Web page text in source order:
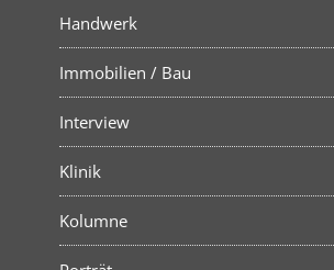
Handwerk
Immobilien / Bau
Interview
Klinik
Kolumne